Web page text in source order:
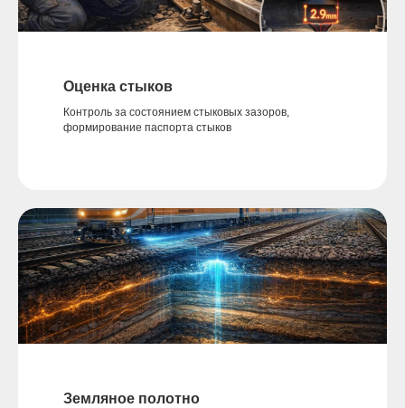
Оценка стыков
Контроль за состоянием стыковых зазоров,
формирование паспорта стыков
Земляное полотно